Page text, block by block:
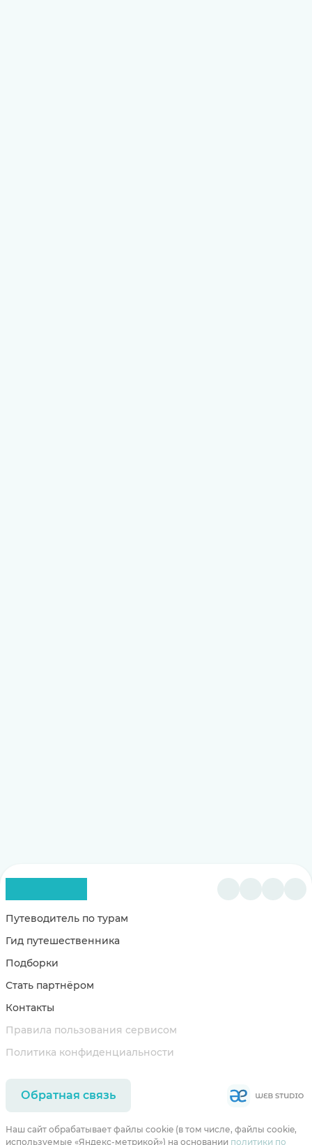
Путеводитель по турам
Гид путешественника
Подборки
Стать партнёром
Контакты
Правила пользования сервисом
Политика конфиденциальности
Обратная связь
Наш сайт обрабатывает файлы cookie (в том числе, файлы cookie,
используемые «Яндекс-метрикой») на основании политики по